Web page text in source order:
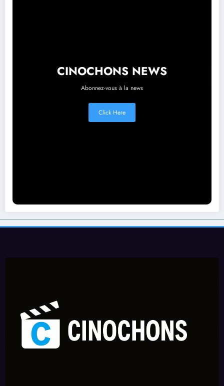
CINOCHONS NEWS
Abonnez-vous à la news
Click Here